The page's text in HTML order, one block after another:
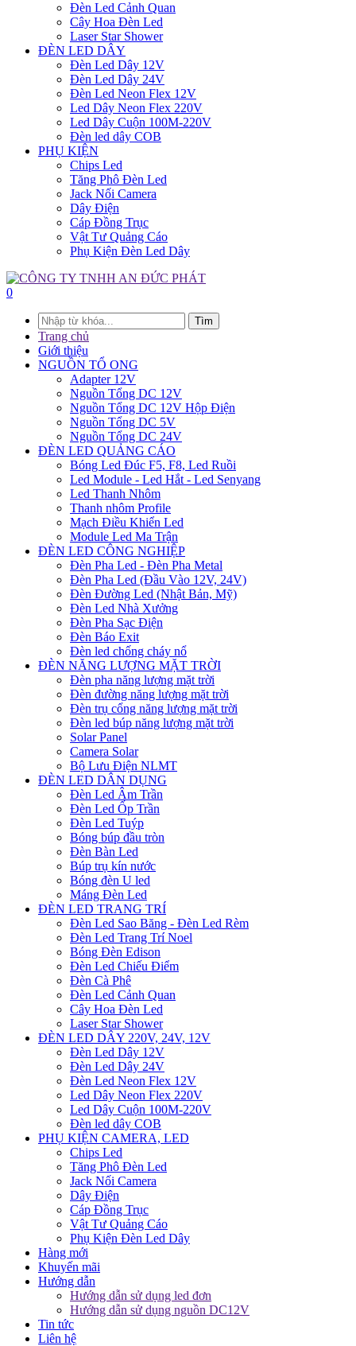
Đèn Led Cảnh Quan
Cây Hoa Đèn Led
Laser Star Shower
ĐÈN LED DÂY
Đèn Led Dây 12V
Đèn Led Dây 24V
Đèn Led Neon Flex 12V
Led Dây Neon Flex 220V
Led Dây Cuộn 100M-220V
Đèn led dây COB
PHỤ KIỆN
Chips Led
Tăng Phô Đèn Led
Jack Nối Camera
Dây Điện
Cáp Đồng Trục
Vật Tư Quảng Cáo
Phụ Kiện Đèn Led Dây
0
Tìm
Trang chủ
Giới thiệu
NGUỒN TỔ ONG
Adapter 12V
Nguồn Tổng DC 12V
Nguồn Tổng DC 12V Hộp Điện
Nguồn Tổng DC 5V
Nguồn Tổng DC 24V
ĐÈN LED QUẢNG CÁO
Bóng Led Đúc F5, F8, Led Ruồi
Led Module - Led Hắt - Led Senyang
Led Thanh Nhôm
Thanh nhôm Profile
Mạch Điều Khiển Led
Module Led Ma Trận
ĐÈN LED CÔNG NGHIỆP
Đèn Pha Led - Đèn Pha Metal
Đèn Pha Led (Đầu Vào 12V, 24V)
Đèn Đường Led (Nhật Bản, Mỹ)
Đèn Led Nhà Xưởng
Đèn Pha Sạc Điện
Đèn Báo Exit
Đèn led chống cháy nổ
ĐÈN NĂNG LƯỢNG MẶT TRỜI
Đèn pha năng lượng mặt trời
Đèn đường năng lượng mặt trời
Đèn trụ cổng năng lượng mặt trời
Đèn led búp năng lượng mặt trời
Solar Panel
Camera Solar
Bộ Lưu Điện NLMT
ĐÈN LED DÂN DỤNG
Đèn Led Âm Trần
Đèn Led Ốp Trần
Đèn Led Tuýp
Bóng búp đầu tròn
Đèn Bàn Led
Búp trụ kín nước
Bóng đèn U led
Máng Đèn Led
ĐÈN LED TRANG TRÍ
Đèn Led Sao Băng - Đèn Led Rèm
Đèn Led Trang Trí Noel
Bóng Đèn Edison
Đèn Led Chiếu Điểm
Đèn Cà Phê
Đèn Led Cảnh Quan
Cây Hoa Đèn Led
Laser Star Shower
ĐÈN LED DÂY 220V, 24V, 12V
Đèn Led Dây 12V
Đèn Led Dây 24V
Đèn Led Neon Flex 12V
Led Dây Neon Flex 220V
Led Dây Cuộn 100M-220V
Đèn led dây COB
PHỤ KIỆN CAMERA, LED
Chips Led
Tăng Phô Đèn Led
Jack Nối Camera
Dây Điện
Cáp Đồng Trục
Vật Tư Quảng Cáo
Phụ Kiện Đèn Led Dây
Hàng mới
Khuyến mãi
Hướng dẫn
Hướng dẫn sử dụng led đơn
Hướng dẫn sử dụng nguồn DC12V
Tin tức
Liên hệ